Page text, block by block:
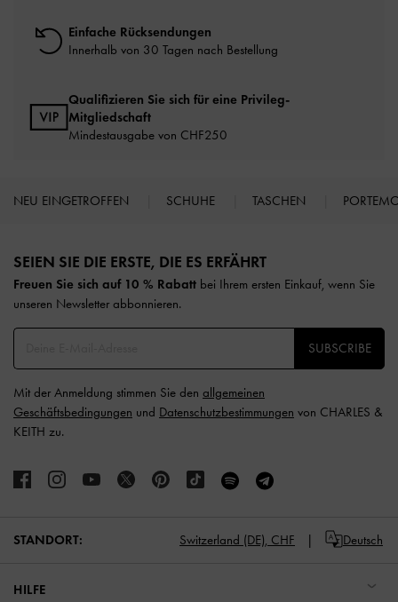
Einfache Rücksendungen
Innerhalb von 30 Tagen nach Bestellung
Qualifizieren Sie sich für eine Privileg-
Mitgliedschaft
Mindestausgabe von CHF250
NEU EINGETROFFEN SCHUHE TASCHEN
SEIEN SIE DIE ERSTE, DIE ES ERFÄHRT​
Freuen Sie sich auf 10 % Rabatt bei Ihrem ersten Einkauf, wenn Sie
unseren Newsletter abbonnieren.​
SUBSCRIBE
Mit der Anmeldung stimmen Sie den allgemeinen
Geschäftsbedingungen und Datenschutzbestimmungen von CHARLES &
KEITH zu.
STANDORT: Switzerland (DE), CHF Deutsch
HILFE